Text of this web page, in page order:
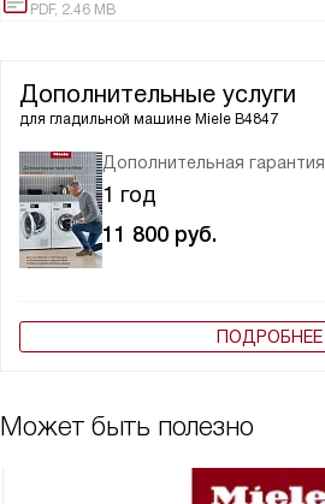
PDF, 2.46 MB
Дополнительные услуги
для гладильной машине Miele B4847
Дополнительная гарантия
1 год
11 800 руб.
ПОДРОБНЕЕ
Может быть полезно